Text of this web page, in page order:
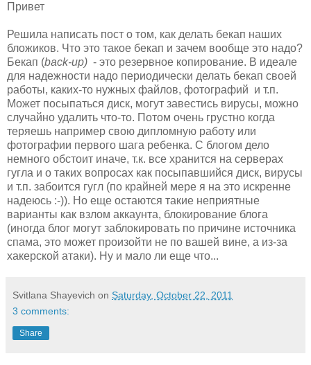
Привет
Решила написать пост о том, как делать бекап наших
бложиков. Что это такое бекап и зачем вообще это надо?
Бекап (back-up) - это резервное копирование. В идеале
для надежности надо периодически делать бекап своей
работы, каких-то нужных файлов, фотографий и т.п.
Может посыпаться диск, могут завестись вирусы, можно
случайно удалить что-то. Потом очень грустно когда
теряешь например свою дипломную работу или
фотографии первого шага ребенка. С блогом дело
немного обстоит иначе, т.к. все хранится на серверах
гугла и о таких вопросах как посыпавшийся диск, вирусы
и т.п. забоится гугл (по крайней мере я на это искренне
надеюсь :-)). Но еще остаются такие неприятные
варианты как взлом аккаунта, блокирование блога
(иногда блог могут заблокировать по причине источника
спама, это может произойти не по вашей вине, а из-за
хакерской атаки). Ну и мало ли еще что...
Svitlana Shayevich on Saturday, October 22, 2011
3 comments:
Share